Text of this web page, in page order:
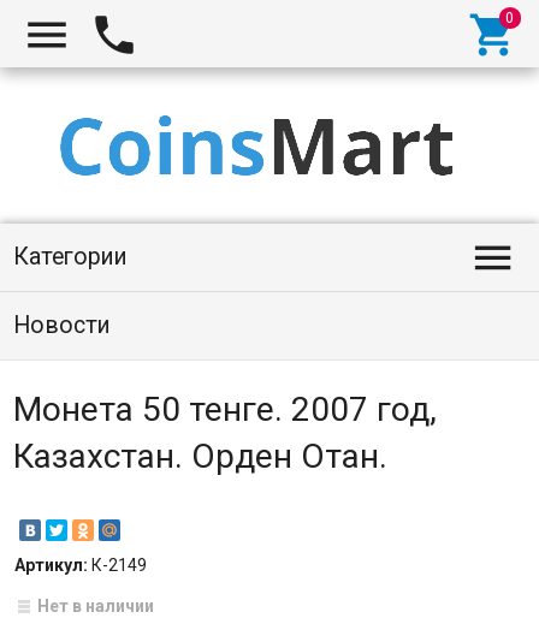
  
Категории 
Новости
Монета 50 тенге. 2007 год,
Казахстан. Орден Отан.
Артикул: К-2149
Нет в наличии